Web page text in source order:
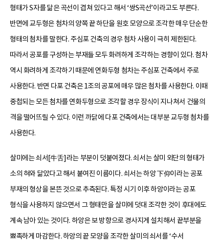
형태가 S자를 닮은 곡선이 겹쳐 있다고 해서 ‘쌍S곡선’이라고도 부른다.
반면에 교두형은 첨차의 양쪽 끝 하단을 원호 모양으로 조각한 매우 단순한
형태의 첨차를 말한다. 주심포 건축의 경우 첨차 사용이 극히 제한된다.
따라서 공포를 구성하는 부재들 모두 화려하게 조각하는 경향이 있다. 첨차
역시 화려하게 조각하기 때문에 연화두형 첨차는 주심포 건축에서 주로
사용한다. 반면 다포 건축은 1조의 공포에 매우 많은 첨차를 사용한다. 이때
중첩되는 모든 첨차를 연화두형으로 조각할 경우 장식이 지나쳐서 건물의
격을 떨어뜨릴 수 있다. 이런 까닭에 다포 건축에서는 대부분 교두형 첨차를
사용한다.
살미에는 쇠서[牛舌]라는 부분이 덧붙여졌다. 쇠서는 살미 외단의 형태가
소의 혀와 닮았다고 해서 붙여진 이름이다. 쇠서는 하앙 下仰이라는 공포
부재의 형상을 본뜬 것으로 추측된다. 특정 시기 이후 하앙이라는 공포
형식을 사용하지 않으면서 그 형태만을 살미에 덧대 조각한 것이 후대에도
계속 남아 있는 것이다. 하앙은 보 방향으로 경사지게 설치해서 끝부분을
뾰족하게 마감한다. 하앙의 끝 모양을 조각한 살미의 쇠서를 ‘수서